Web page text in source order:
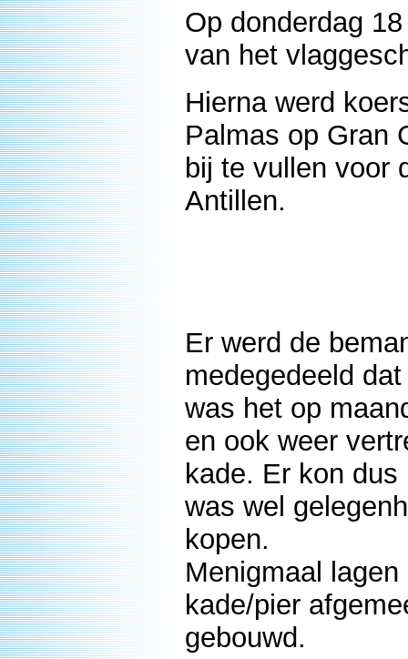
Op donderdag
van het
Hierna werd
Palmas op Gran
bij te vullen voor
Antillen.
Er werd de
medegedeeld
was het op
en ook weer
kade. Er kon
was wel
kopen.
Menigmaal
kade/pier
gebouwd.